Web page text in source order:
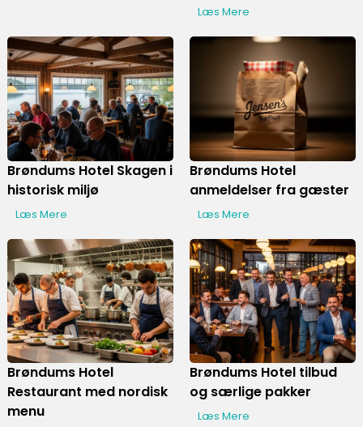
Læs Mere
Brøndums Hotel Skagen i
historisk miljø
Læs Mere
Brøndums Hotel
anmeldelser fra gæster
Læs Mere
Brøndums Hotel
Restaurant med nordisk
menu
Brøndums Hotel tilbud
og særlige pakker
Læs Mere